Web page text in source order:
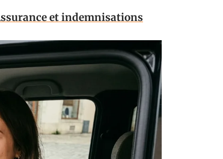
et indemnisations